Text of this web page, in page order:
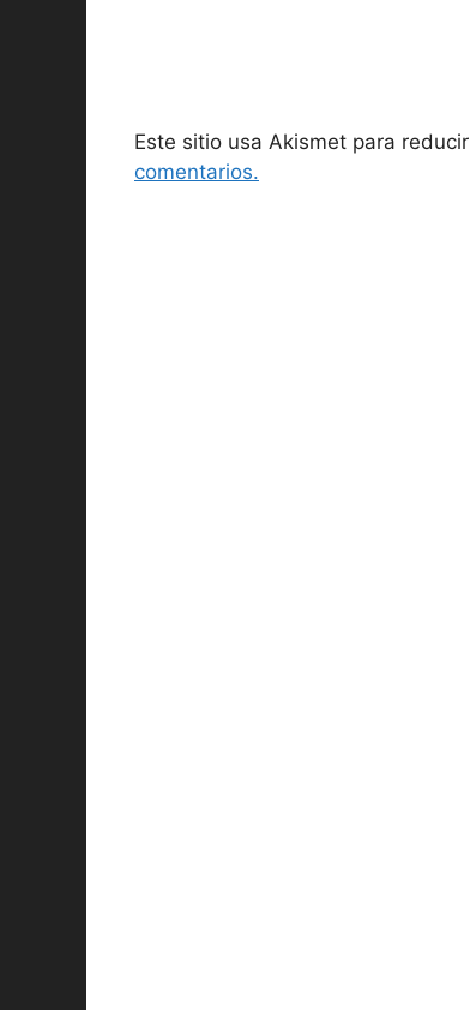
Este sitio usa Akismet para
comentarios.